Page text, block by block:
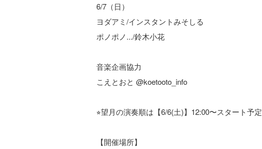
6/7（日）
ヨダアミ/インスタントみそしる
ポノポノ.../鈴木小花
音楽企画協力
こえとおと @koetooto_info
⭐︎望月の演奏順は【6/6(土)】12:00〜スタート予定
【開催場所】